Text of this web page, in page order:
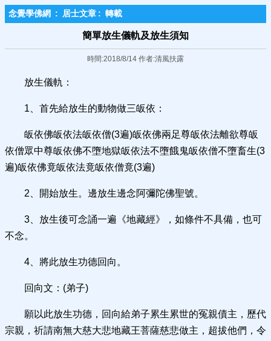
念覺學佛網 : 居士文章 : 轉載
簡單放生儀軌及放生須知
時間:2018/8/14 作者:清風扶露
放生儀軌：
1、首先給放生的動物做三皈依：
皈依佛皈依法皈依僧(3遍)皈依佛兩足尊皈依法離欲尊皈
依僧眾中尊皈依佛不墮地獄皈依法不墮餓鬼皈依僧不墮畜生(3
遍)皈依佛竟皈依法竟皈依僧竟(3遍)
2、開始放生。邊放生邊念阿彌陀佛聖號。
3、放生後可念誦一遍《地藏經》，如條件不具備，也可
不念。
4、將此放生功德回向。
回向文：(弟子)
願以此放生功德，回向給弟子累生累世的冤親債主，歷代
宗親，祈請南無大慈大悲地藏王菩薩慈悲做主，超拔他們，令